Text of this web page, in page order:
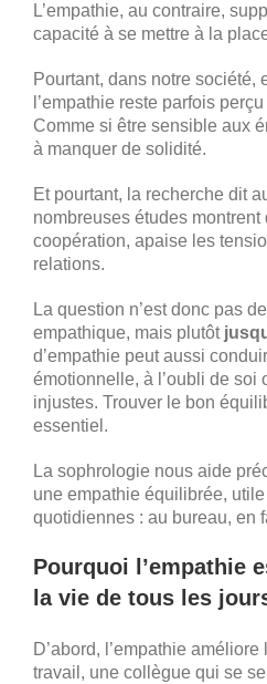
L’empathie, au contraire,
capacité à se mettre à la
Pourtant, dans notre société,
l’empathie reste parfois
Comme si être sensible aux
à manquer de solidité.
Et pourtant, la recherche dit
nombreuses études montrent
coopération, apaise les
relations.
La question n’est donc pas
empathique, mais plutôt
d’empathie peut aussi
émotionnelle, à l’oubli de soi
injustes. Trouver le bon
essentiel.
La sophrologie nous aide
une empathie équilibrée,
quotidiennes : au bureau, en
Pourquoi l’empathie
la vie de tous les
D’abord, l’empathie
travail, une collègue qui se